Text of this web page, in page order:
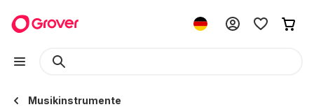
Musikinstrumente